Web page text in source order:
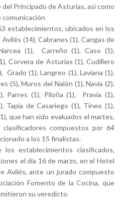
Principado de Asturias, así como
establecimientos, ubicados en los
(14), Cabranes (1), Cangas de
(1), Carreño (1), Caso (1),
Corvera de Asturias (1), Cudillero
Grado (1), Langreo (1), Laviana (1),
(5), Muros del Nalón (1), Navia (2),
Parres (1), Piloña (1), Pravia (1),
Tapia de Casariego (1), Tineo (1),
que han sido evaluados el martes,
compuestos por 64
a los 15 finalistas.
establecimientos clasificados,
el día 16 de marzo, en el Hotel
Avilés, ante un jurado compuesto
Fomento de la Cocina, que
su veredicto.